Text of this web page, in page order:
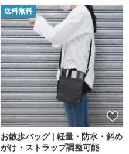
送料無料
お散歩バッグ | 軽量・防水・斜め
がけ・ストラップ調整可能